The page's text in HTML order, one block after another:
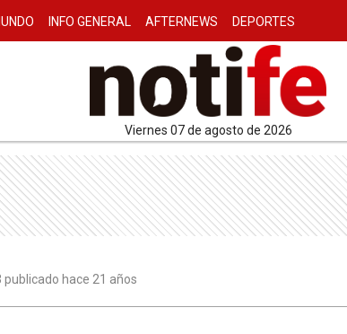
INFO GENERAL AFTERNEWS DEPORTES
viernes 07 de agosto de 2026
publicado hace 21 años